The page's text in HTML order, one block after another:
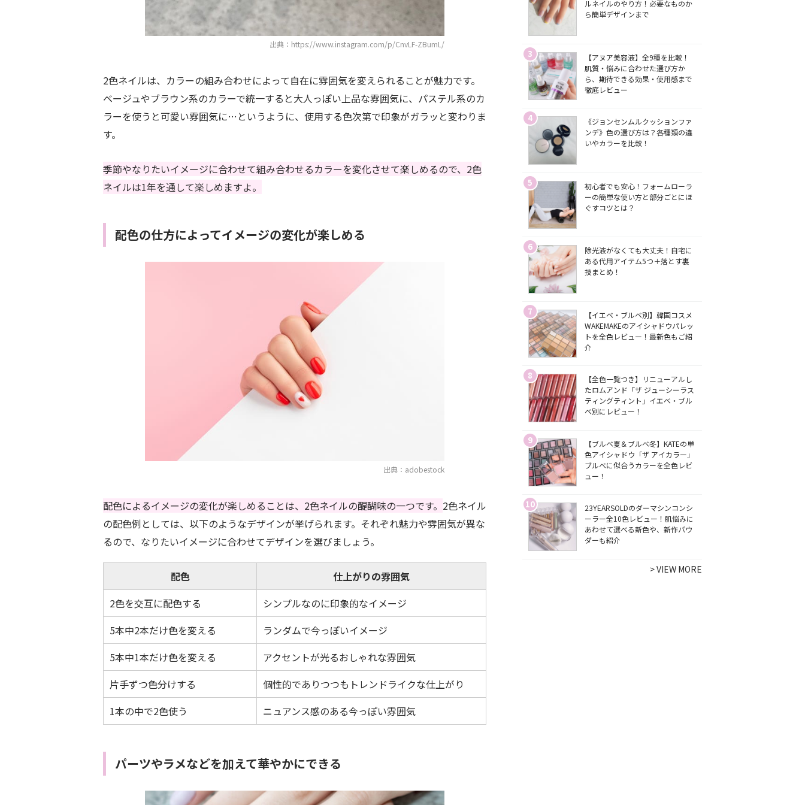
出典：https://www.instagram.com/p/CnvLF-ZBumL/
2色ネイルは、カラーの組み合わせによって自在に雰囲気を変えられることが魅力です。
ベージュやブラウン系のカラーで統一すると大人っぽい上品な雰囲気に、パステル系のカ
ラーを使うと可愛い雰囲気に…というように、使用する色次第で印象がガラッと変わりま
す。
季節やなりたいイメージに合わせて組み合わせるカラーを変化させて楽しめるので、2色
ネイルは1年を通して楽しめますよ。
配色の仕方によってイメージの変化が楽しめる
出典：adobestock
配色によるイメージの変化が楽しめることは、2色ネイルの醍醐味の一つです。 2色ネイル
の配色例としては、以下のようなデザインが挙げられます。それぞれ魅力や雰囲気が異な
るので、なりたいイメージに合わせてデザインを選びましょう。
配色
仕上がりの雰囲気
2色を交互に配色する
シンプルなのに印象的なイメージ
5本中2本だけ色を変える
ランダムで今っぽいイメージ
5本中1本だけ色を変える
アクセントが光るおしゃれな雰囲気
片手ずつ色分けする
個性的でありつつもトレンドライクな仕上がり
1本の中で2色使う
ニュアンス感のある今っぽい雰囲気
パーツやラメなどを加えて華やかにできる
ルネイルのやり方！必要なものか
ら簡単デザインまで
3
【アヌア美容液】全9種を比較！
肌質・悩みに合わせた選び方か
ら、期待できる効果・使用感まで
徹底レビュー
4
《ジョンセンムルクッションファ
ンデ》色の選び方は？各種類の違
いやカラーを比較！
5
初心者でも安心！フォームローラ
ーの簡単な使い方と部分ごとにほ
ぐすコツとは？
6
除光液がなくても大丈夫！自宅に
ある代用アイテム5つ＋落とす裏
技まとめ！
7
【イエベ・ブルベ別】韓国コスメ
WAKEMAKEのアイシャドウパレッ
トを全色レビュー！最新色もご紹
介
8
【全色一覧つき】リニューアルし
たロムアンド「ザ ジューシーラス
ティングティント」イエベ・ブル
ベ別にレビュー！
9
【ブルベ夏＆ブルベ冬】KATEの単
色アイシャドウ「ザ アイカラー」
ブルベに似合うカラーを全色レビ
ュー！
10
23YEARSOLDのダーマシンコンシ
ーラー全10色レビュー！肌悩みに
あわせて選べる新色や、新作パウ
ダーも紹介
>VIEW MORE